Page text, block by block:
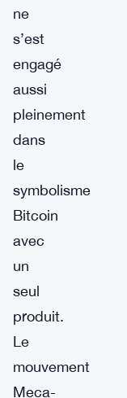
ne
s’est
engagé
aussi
pleinement
dans
le
symbolisme
Bitcoin
avec
un
seul
produit.
Le
mouvement
Meca-